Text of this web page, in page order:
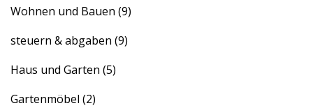
Wohnen und Bauen (9)
steuern & abgaben (9)
Haus und Garten (5)
Gartenmöbel (2)